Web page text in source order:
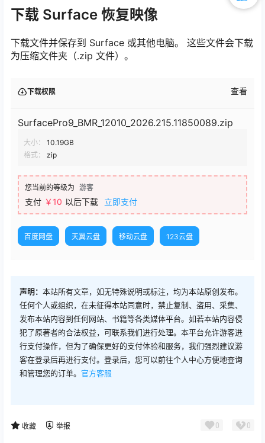
下载 Surface 恢复映像
下载文件并保存到 Surface 或其他电脑。 这些文件会下载
为压缩文件夹（.zip 文件）。
下载权限 查看
SurfacePro9_BMR_12010_2026.215.11850089.zip
大小：
10.19GB
格式：
zip
您当前的等级为 游客
支付 ￥10 以后下载 立即支付
百度网盘 天翼云盘 移动云盘 123云盘
声明： 本站所有文章，如无特殊说明或标注，均为本站原创发布。
任何个人或组织，在未征得本站同意时，禁止复制、盗用、采集、
发布本站内容到任何网站、书籍等各类媒体平台。如若本站内容侵
犯了原著者的合法权益，可联系我们进行处理。本平台允许游客进
行支付操作，但为了确保更好的支付体验和服务，我们强烈建议游
客在登录后再进行支付。登录后，您可以前往个人中心方便地查询
和管理您的订单。 官方客服
收藏 举报 0 0